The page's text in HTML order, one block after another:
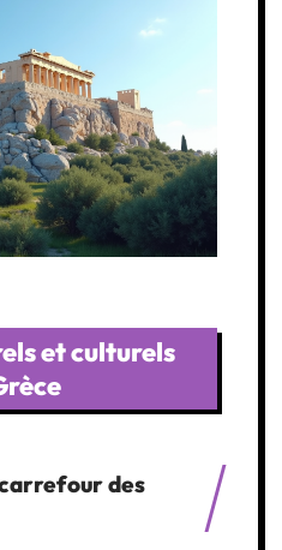
et culturels
des